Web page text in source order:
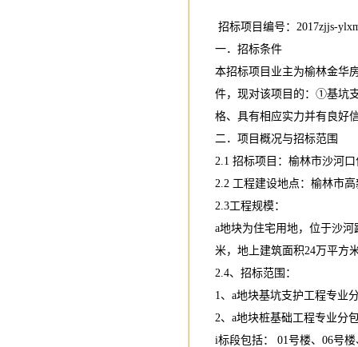
招标项目编号：2017zjjs-
一．招标条件
本招标项目业主为榆林金华
件，现对该项目的：①基坑
格、具有相应实力并有良好
二．项目概况与招标范围
2.1 招标项目：榆林市沙河
2.2 工程建设地点：榆林市
2.3工程规模：
a地块为住宅用地，位于沙
米，地上建筑面积24万平方
2.4、招标范围：
1、a地块基坑支护工程专业
2、a地块桩基础工程专业分
i标段包括： 01号楼、06号